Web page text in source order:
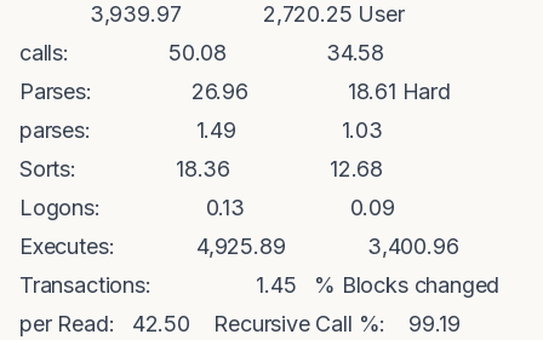
3,939.97 2,720.25 User
calls: 50.08 34.58
Parses: 26.96 18.61 Hard
parses: 1.49 1.03
Sorts: 18.36 12.68
Logons: 0.13 0.09
Executes: 4,925.89 3,400.96
Transactions: 1.45 % Blocks changed
per Read: 42.50 Recursive Call %: 99.19